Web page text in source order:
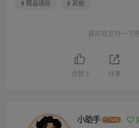
# 精品项目
# 其他
喜欢就支持一下
点赞 3 分享
小助手